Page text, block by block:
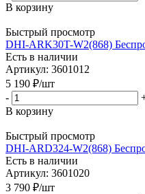
В корзину
Быстрый просмотр
DHI-ARK30T-W2(868)
Есть в наличии
Артикул: 3601012
5 190 ₽/шт
-
В корзину
Быстрый просмотр
DHI-ARD324-W2(868)
Есть в наличии
Артикул: 3601020
3 790 ₽/шт